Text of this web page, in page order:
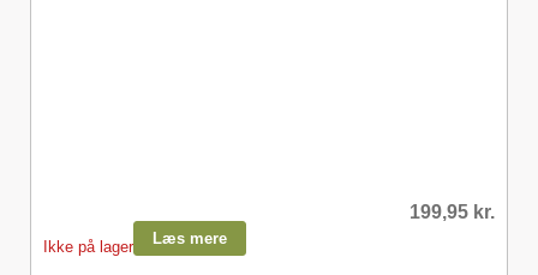
199,95 kr.
Ikke på lager Læs mere